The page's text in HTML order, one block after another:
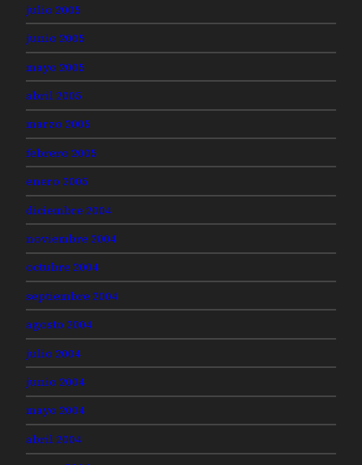
julio 2005
junio 2005
mayo 2005
abril 2005
marzo 2005
febrero 2005
enero 2005
diciembre 2004
noviembre 2004
octubre 2004
septiembre 2004
agosto 2004
julio 2004
junio 2004
mayo 2004
abril 2004